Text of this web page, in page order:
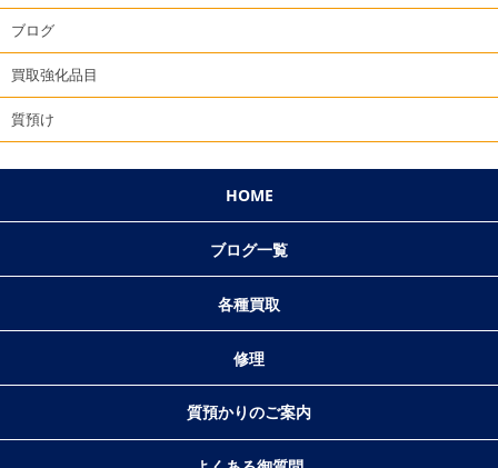
ブログ
買取強化品目
質預け
HOME
ブログ一覧
各種買取
修理
質預かりのご案内